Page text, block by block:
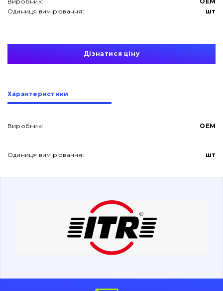
Про нас
Контакти
Вакансії
Фільтри та мастильні матеріали
Болти, гайки і елементи кріплення
Коронки, зуби, адаптери, пальці, фіксатори
Одиниця вимірювання:
шт
Дізнатися ціну
Характеристики
Виробник: OEM
Одиниця вимірювання: шт